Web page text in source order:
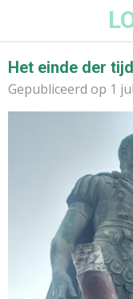
de
hoofdinhoud
Het einde der
Gepubliceerd op 1